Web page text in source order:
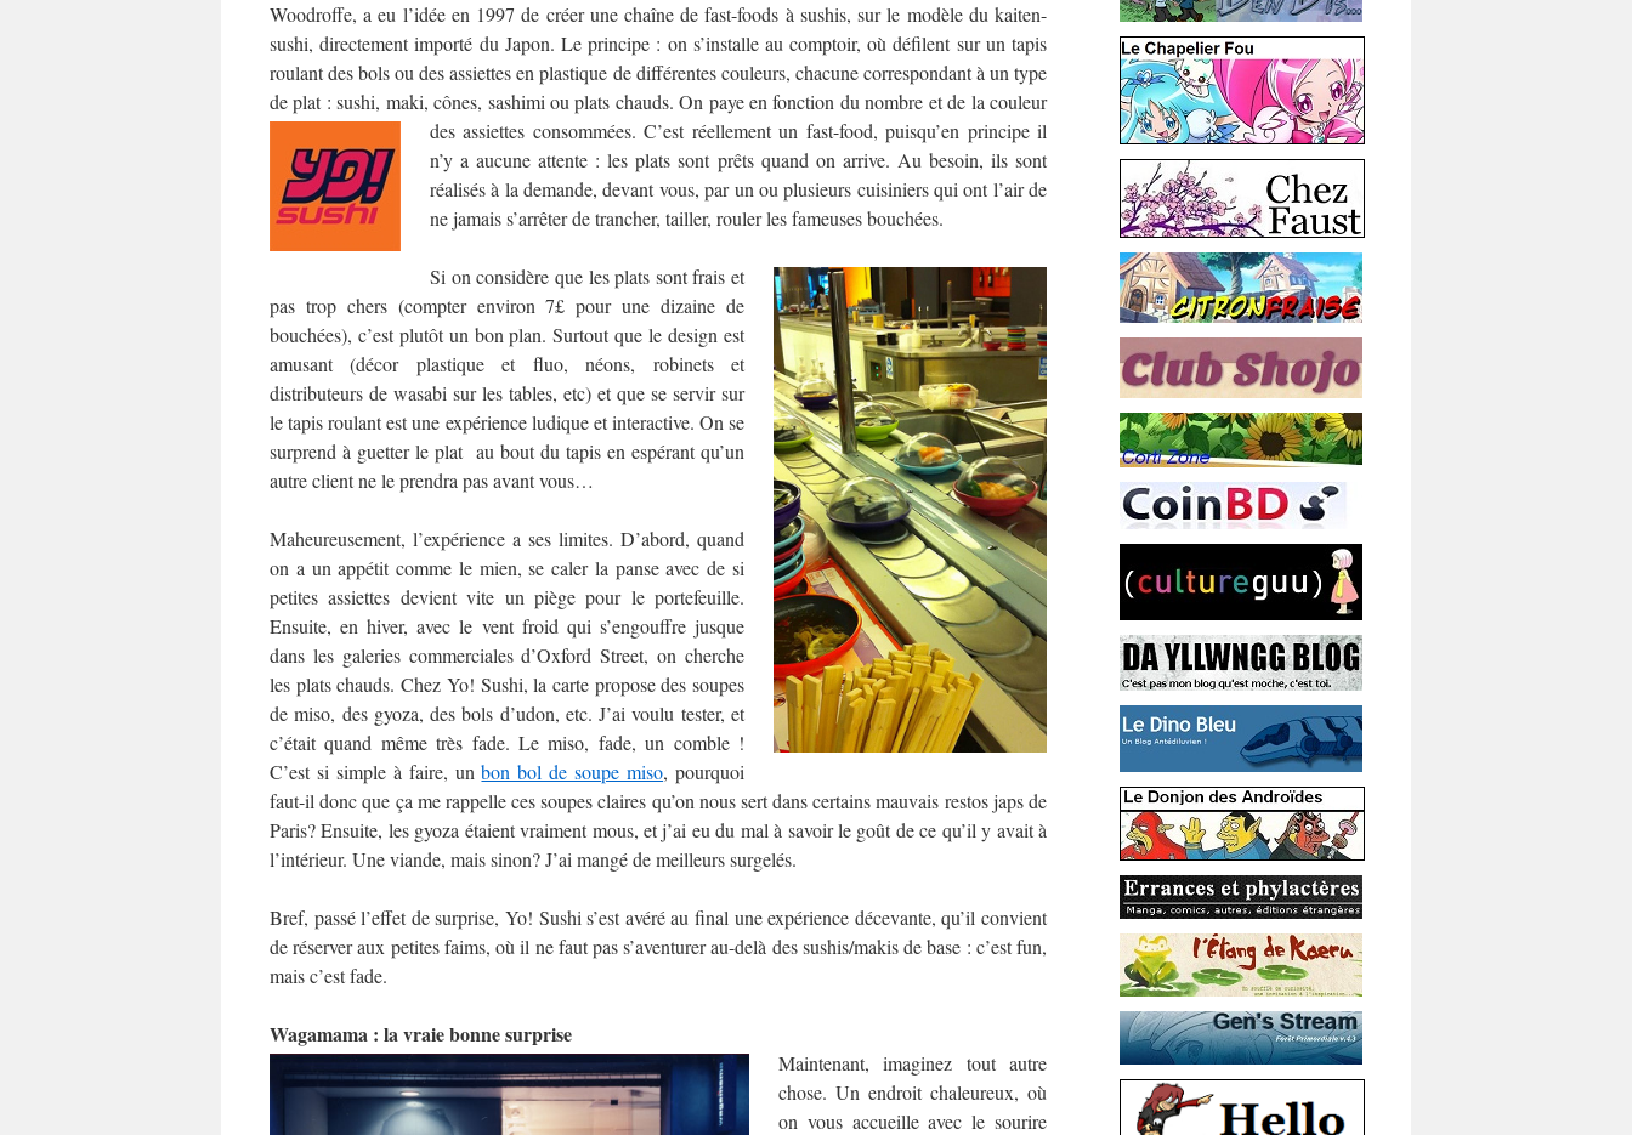
Woodroffe, a eu l’idée en 1997 de créer une chaîne de fast-foods à sushis, sur le modèle du kaiten-
sushi, directement importé du Japon. Le principe : on s’installe au comptoir, où défilent sur un tapis
roulant des bols ou des assiettes en plastique de différentes couleurs, chacune correspondant à un type
de plat : sushi, maki, cônes, sashimi ou plats chauds. On paye en fonction du nombre et de la couleur
des assiettes consommées. C’est réellement un fast-food, puisqu’en principe il
n’y a aucune attente : les plats sont prêts quand on arrive. Au besoin, ils sont
réalisés à la demande, devant vous, par un ou plusieurs cuisiniers qui ont l’air de
ne jamais s’arrêter de trancher, tailler, rouler les fameuses bouchées.
Si on considère que les plats sont frais et
pas trop chers (compter environ 7£ pour une dizaine de
bouchées), c’est plutôt un bon plan. Surtout que le design est
amusant (décor plastique et fluo, néons, robinets et
distributeurs de wasabi sur les tables, etc) et que se servir sur
le tapis roulant est une expérience ludique et interactive. On se
surprend à guetter le plat au bout du tapis en espérant qu’un
autre client ne le prendra pas avant vous…
Maheureusement, l’expérience a ses limites. D’abord, quand
on a un appétit comme le mien, se caler la panse avec de si
petites assiettes devient vite un piège pour le portefeuille.
Ensuite, en hiver, avec le vent froid qui s’engouffre jusque
dans les galeries commerciales d’Oxford Street, on cherche
les plats chauds. Chez Yo! Sushi, la carte propose des soupes
de miso, des gyoza, des bols d’udon, etc. J’ai voulu tester, et
c’était quand même très fade. Le miso, fade, un comble !
C’est si simple à faire, unbon bol de soupe miso, pourquoi
faut-il donc que ça me rappelle ces soupes claires qu’on nous sert dans certains mauvais restos japs de
Paris? Ensuite, les gyoza étaient vraiment mous, et j’ai eu du mal à savoir le goût de ce qu’il y avait à
l’intérieur. Une viande, mais sinon? J’ai mangé de meilleurs surgelés.
Bref, passé l’effet de surprise, Yo! Sushi s’est avéré au final une expérience décevante, qu’il convient
de réserver aux petites faims, où il ne faut pas s’aventurer au-delà des sushis/makis de base : c’est fun,
mais c’est fade.
Wagamama : la vraie bonne surprise
Maintenant, imaginez tout autre
chose. Un endroit chaleureux, où
on vous accueille avec le sourire